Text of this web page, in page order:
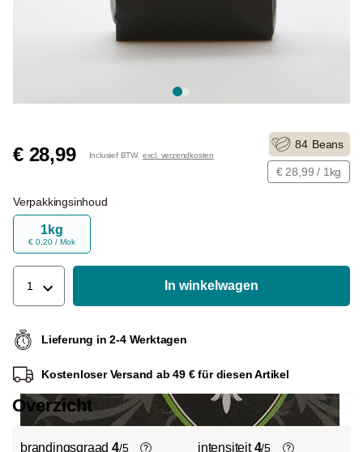
€ 28,99 Inclusief BTW. excl. verzendkosten
84 Beans
€ 28,99 / 1kg
Verpakkingsinhoud
1kg
€ 0,20 / Mok
1 In winkelwagen
Lieferung in 2-4 Werktagen
Kostenloser Versand ab 49 € für diesen Artikel
Overzicht
brandingsgraad 4/5 intensiteit4/5